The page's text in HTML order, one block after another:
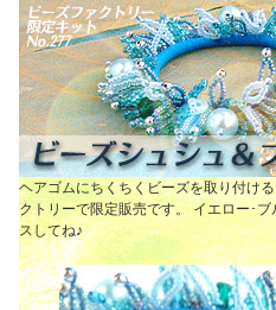
ビーズシュシュ＆ブレスレット
ヘアゴムにちくちくビーズを取り付け
クトリーで限定販売です。 イエロー･
スしてね♪